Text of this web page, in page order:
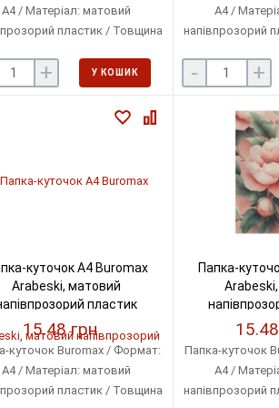
А4 / Матеріал: матовий
пластик / Товщина
+ У КОШИК
А4 /
напівпрозорий
- +
куточок А4 Buromax
Arabeski, матовий
пластик
(BM.3854-20)
15.48 грн
куточок Buromax / Формат:
А4 / Матеріал: матовий
пластик / Товщина
Папка-
Папка-куточок
А4 /
напівпрозорий